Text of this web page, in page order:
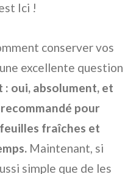
Ici !
conserver vos
excellente question
oui, absolument, et
pour
fraîches et
Maintenant, si
simple que de les